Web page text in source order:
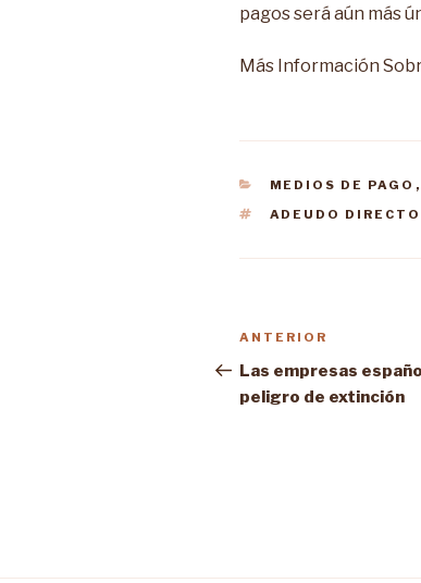
pagos será aún más
Más Información
CATEGORÍAS
MEDIOS DE PAGO ,
ETIQUETAS
ADEUDO DIRECTO
Navegación
de
entradas
Entrada
anterior:
ANTERIOR
Las empresas
peligro de extinción